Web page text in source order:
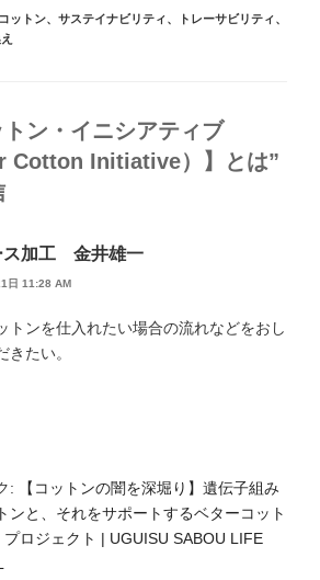
ットン、 サステイナビリティ、 トレーサビリティ、
ン・イニシアティブ
Cotton Initiative）】とは”
ス加工 金井雄一
日 11:28 AM
トンを仕入れたい場合の流れなどをおし
きたい。
:
【コットンの闇を深堀り】遺伝子組み
ンと、それをサポートするベターコット
プロジェクト | UGUISU SABOU LIFE